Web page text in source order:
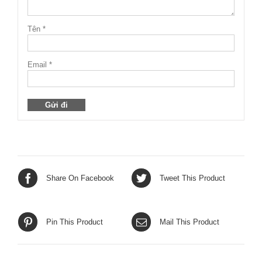
Tên *
Email *
Share On Facebook Tweet This Product
Pin This Product Mail This Product